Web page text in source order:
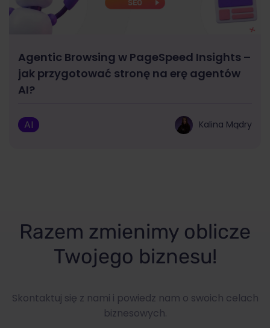
Agentic Browsing w PageSpeed Insights –
jak przygotować stronę na erę agentów
AI?
AI Kalina Mądry
Razem zmienimy oblicze
Twojego biznesu!
Skontaktuj się z nami i powiedz nam o swoich celach
biznesowych.